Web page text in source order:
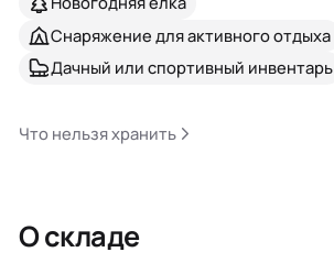
Снаряжение для активного отдыха
Дачный или спортивный инвентарь
Что нельзя хранить
О складе